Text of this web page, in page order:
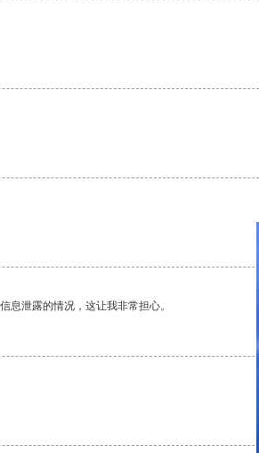
泄露的情况，这让我非常担心。